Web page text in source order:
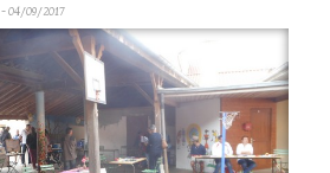
- 04/09/2017